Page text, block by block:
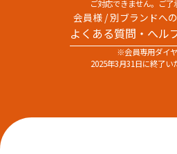
ご対応できません。ご了
会員様 / 別ブランドへ
よくある質問・へル
※会員専用ダイ
2025年3月31日に終了い